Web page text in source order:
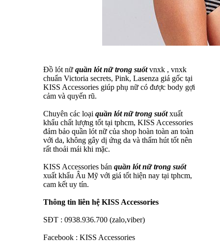
Đồ lót nữ quần lót nữ trong suốtvnxk , vnxk
chuẩn Victoria secrets, Pink, Lasenza giá gốc tại
KISS Accessories giúp phụ nữ có được body gợi
cảm và quyến rũ.
Chuyên các loại quần lót nữ trong suốtxuất
khẩu chất lượng tốt tại tphcm, KISS Accessories
đảm bảo quần lót nữ của shop hoàn toàn an toàn
với da, không gây dị ứng da và thấm hút tốt nên
rất thoải mái khi mặc.
KISS Accessories bán quần lót nữ trong suốt
xuất khẩu Âu Mỹ với giá tốt hiện nay tại tphcm,
cam kết uy tín.
Thông tin liên hệ KISS Accessories
SĐT : 0938.936.700 (zalo,viber)
Facebook : KISS Accessories